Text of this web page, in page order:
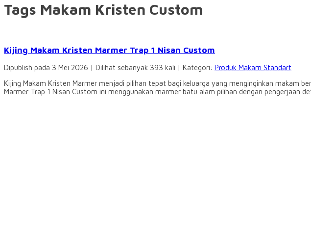
Tags Makam Kristen Custom
Kijing Makam Kristen Marmer Trap 1 Nisan Custom
Dipublish pada 3 Mei 2026 | Dilihat sebanyak 393 kali | Kategori: Produk Makam Standart
Kijing Makam Kristen Marmer menjadi pilihan tepat bagi keluarga yang menginginkan makam
Marmer Trap 1 Nisan Custom ini menggunakan marmer batu alam pilihan dengan pengerjaan